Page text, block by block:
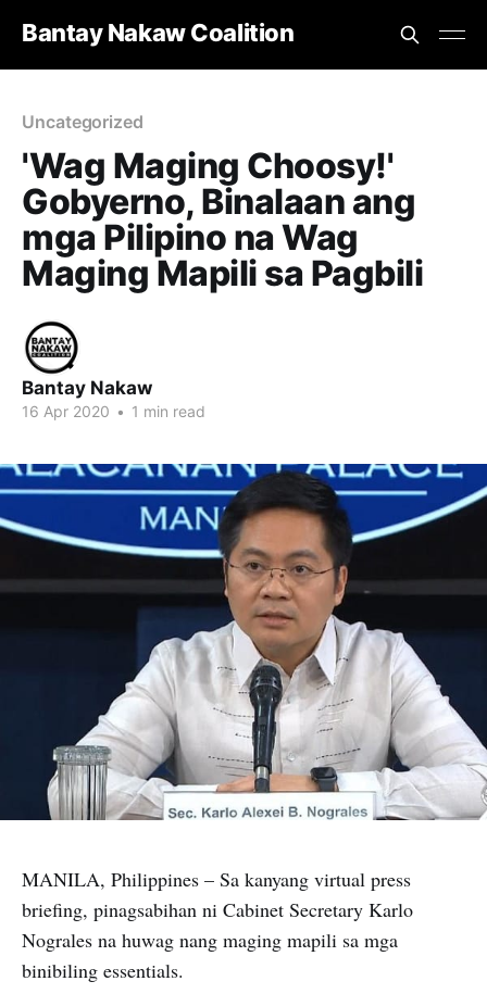
Bantay Nakaw Coalition
Uncategorized
'Wag Maging Choosy!'
Gobyerno, Binalaan ang
mga Pilipino na Wag
Maging Mapili sa Pagbili
Bantay Nakaw
16 Apr 2020 • 1 min read
MANILA, Philippines – Sa kanyang virtual press
briefing, pinagsabihan ni Cabinet Secretary Karlo
Nograles na huwag nang maging mapili sa mga
binibiling essentials.